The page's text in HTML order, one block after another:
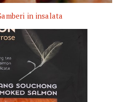
in insalata